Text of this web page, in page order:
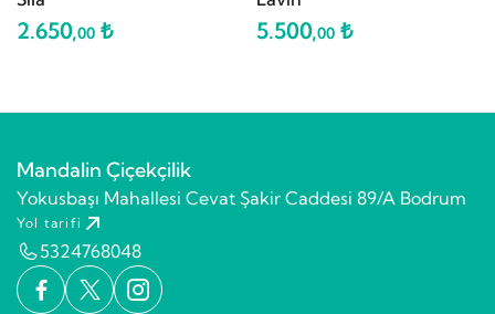
2.650,00 ₺ 5.500,00₺
Mandalin Çiçekçilik
Yokusbaşı Mahallesi Cevat Şakir Caddesi 89/A Bodrum
Yol tarifi
5324768048